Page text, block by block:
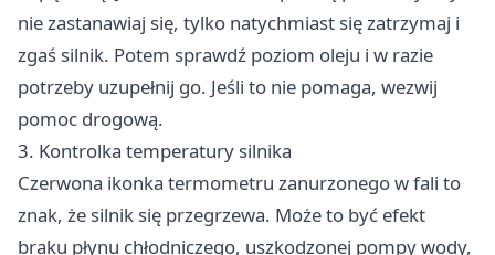
nie zastanawiaj się, tylko natychmiast się zatrzymaj i
zgaś silnik. Potem sprawdź poziom oleju i w razie
potrzeby uzupełnij go. Jeśli to nie pomaga, wezwij
pomoc drogową.
3. Kontrolka temperatury silnika
Czerwona ikonka termometru zanurzonego w fali to
znak, że silnik się przegrzewa. Może to być efekt
braku płynu chłodniczego, uszkodzonej pompy wody,